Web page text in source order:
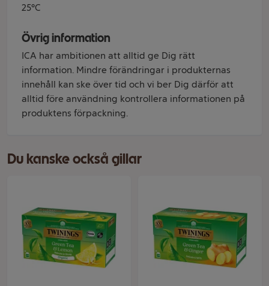
25°C
Övrig information
ICA har ambitionen att alltid ge Dig rätt
information. Mindre förändringar i produkternas
innehåll kan ske över tid och vi ber Dig därför att
alltid före användning kontrollera informationen på
produktens förpackning.
Du kanske också gillar